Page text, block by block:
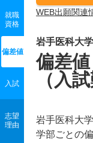
WEB出願関連
就職
資格
偏差値
入試
志望
理由
岩手医科大
偏差
（入
岩手医科大
学部ごとの